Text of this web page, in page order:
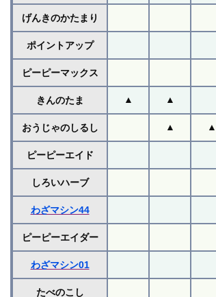
げんきのかたまり
ポイントアップ
ピーピーマックス
きんのたま ▲ ▲
おうじゃのしるし ▲ ▲
ピーピーエイド
しろいハーブ
わざマシン44
ピーピーエイダー
わざマシン01
たべのこし